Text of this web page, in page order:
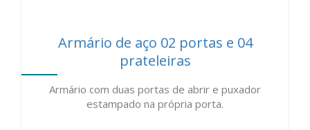
Armário de aço 02 portas e 04
prateleiras
Armário com duas portas de abrir e puxador
estampado na própria porta.